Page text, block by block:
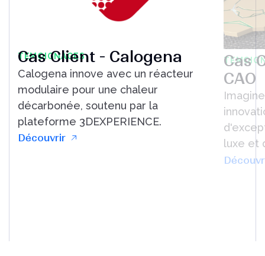
TEMOIGNAGES
Cas Client - Calogena
Calogena innove avec un réacteur
modulaire pour une chaleur
décarbonée, soutenu par la
plateforme 3DEXPERIENCE.
Découvrir
Cas
CAO
luxe et